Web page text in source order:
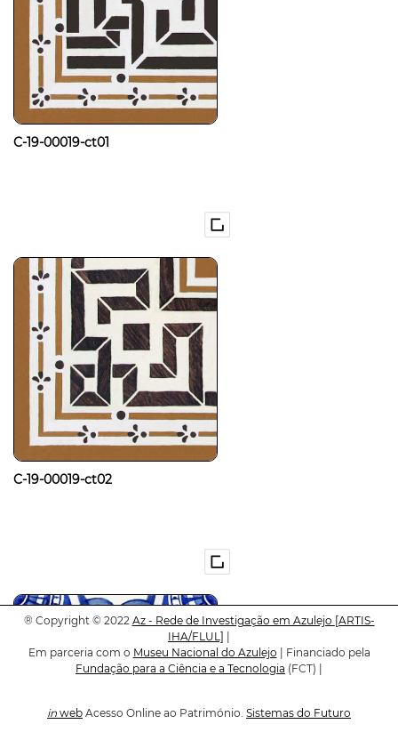
C-19-00019-ct01
C-19-00019-ct02
® Copyright © 2022 Az - Rede de Investigação em Azulejo [ARTIS-
IHA/FLUL]
Em parceria com o Museu Nacional do Azulejo | Financiado pela
Fundação para a Ciência e a Tecnologia (FCT) |
in web Acesso Online ao Património. Sistemas do Futuro